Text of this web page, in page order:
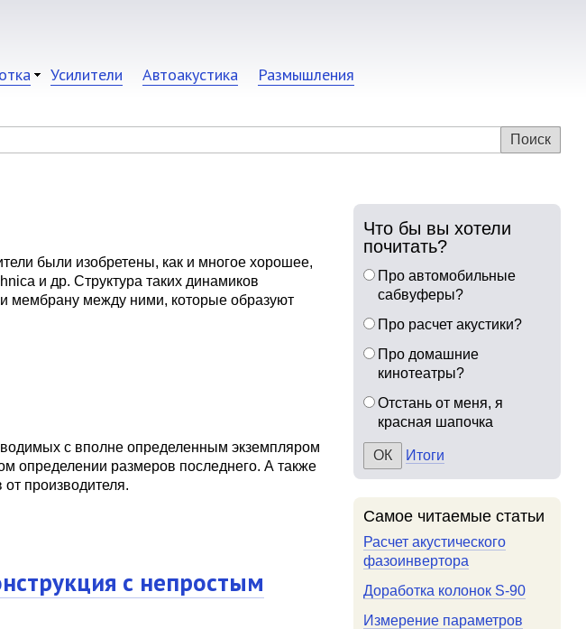
Усилители Автоакустика
Размышления
были изобретены, как и многое хорошее,
и др. Структура таких динамиков
мембрану между ними, которые образуют
с вполне определенным экземпляром
определении размеров последнего. А также
производителя.
с непростым
Что бы вы хотели
почитать?
Про автомобильные
сабвуферы?
Про расчет акустики?
Про домашние
кинотеатры?
Отстань от меня, я
красная шапочка
Итоги
Самое читаемые статьи
Расчет акустического
фазоинвертора
Доработка колонок S-90
Измерение параметров